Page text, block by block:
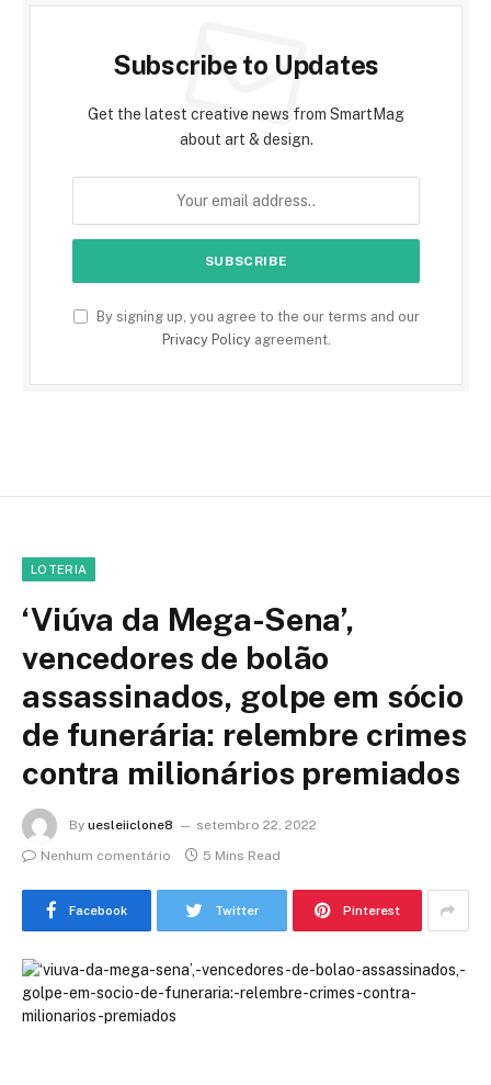
Subscribe to Updates
Get the latest creative news from SmartMag
about art & design.
By signing up, you agree to the our terms and our
Privacy Policyagreement.
LOTERIA
‘Viúva da Mega-Sena’,
vencedores de bolão
assassinados, golpe em sócio
de funerária: relembre crimes
contra milionários premiados
By uesleiiclone8
setembro 22, 2022
Nenhum comentário
5 Mins Read
Facebook Twitter Pinterest